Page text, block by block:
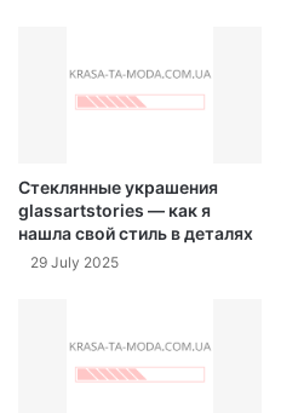
Стеклянные украшения
glassartstories — как я
нашла свой стиль в деталях
29 July 2025